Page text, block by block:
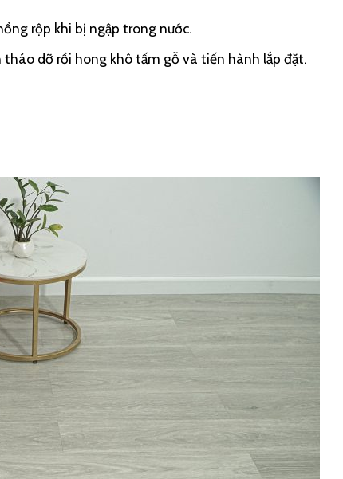
rộp khi bị ngập trong nước.
dỡ rồi hong khô tấm gỗ và tiến hành lắp đặt.